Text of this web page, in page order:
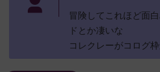
冒険してこれほど面
ドとか凄いな
コレクレーがコログ枠